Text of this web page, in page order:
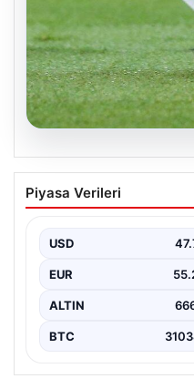
08.08.2026
Bugün hangi
Cumartesi 2026
Piyasa Verileri
USD
EUR
ALTIN
BTC